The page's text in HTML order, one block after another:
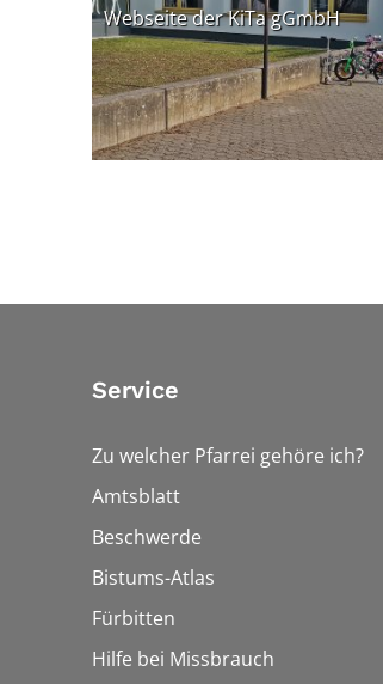
Webseite der KiTa gGmbH
Service
Zu welcher Pfarrei gehöre ich?
Amtsblatt
Beschwerde
Bistums-Atlas
Fürbitten
Hilfe bei Missbrauch